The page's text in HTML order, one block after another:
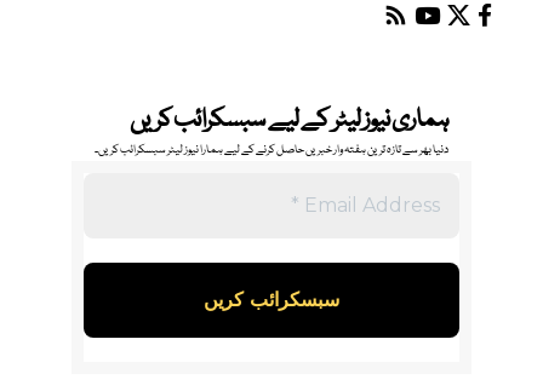
ہماری نیوز لیٹر کے لیے سبسکرائب کریں
دنیا بھر سے تازہ ترین ہفتہ وار خبریں حاصل کرنے کے لیے ہمارا نیوز لیٹر سبسکرائب کریں۔